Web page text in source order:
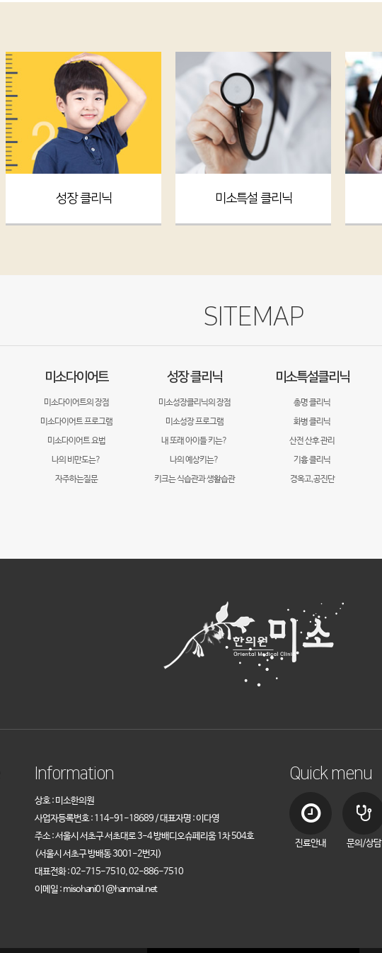
성장 클리닉 미소특설 클리닉
SITEMAP
미소다이어트
미소다이어트의 장점
미소다이어트 프로그램
미소다이어트 요법
나의 비만도는?
자주하는질문
성장 클리닉
미소성장클리닉의 장점
미소성장 프로그램
내 또래 아이들 키는?
나의 예상키는?
키크는 식습관과 생활습관
미소특설클리닉
총명 클리닉
화병 클리닉
산전 산후 관리
기흉 클리닉
경옥고,공진단
Information
상호 : 미소한의원
사업자등록번호 : 114-91-18689 / 대표자명 : 이다영
주소 : 서울시 서초구 서초대로 3-4 방배디오슈페리움 1차 504호
(서울시 서초구 방배동 3001-2번지)
대표전화 : 02-715-7510, 02-886-7510
이메일 : misohani01@hanmail.net
Quick menu
진료안내 문의/상담